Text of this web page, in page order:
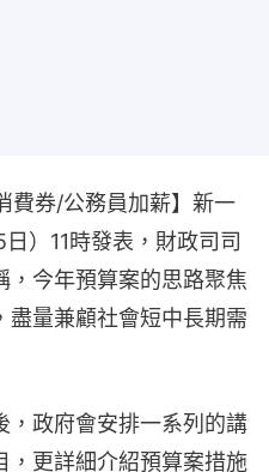
費券/公務員加薪】新一
）11時發表，財政司司
，今年預算案的思路聚焦
盡量兼顧社會短中長期需
，政府會安排一系列的講
，更詳細介紹預算案措施